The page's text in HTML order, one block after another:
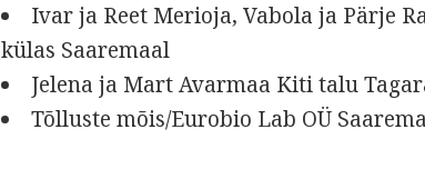
Ivar ja Reet Merioja, Vabola ja Pärje
külas Saaremaal
Jelena ja Mart Avarmaa Kiti talu
Tõlluste mõis/Eurobio Lab OÜ